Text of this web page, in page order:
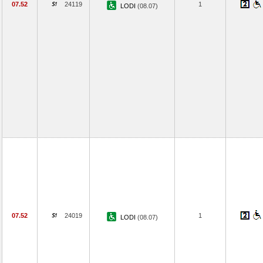
07.52 24119 LODI (08.07) 1
07.52 24019 LODI (08.07) 1